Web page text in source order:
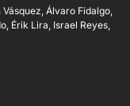
Álvaro Fidalgo,
Érik Lira, Israel Reyes,